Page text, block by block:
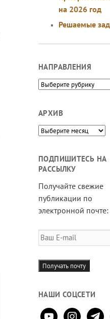
на 2026 год
Решаемые
НАПРАВЛЕНИЯ
Направления
АРХИВ
Архив
ПОДПИШИТЕСЬ НА
РАССЫЛКУ
Получайте свежие
публикации по
электронной почте:
Ваш
E-
mail
Получать почту
НАШИ СОЦСЕТИ
youtubeinstagram